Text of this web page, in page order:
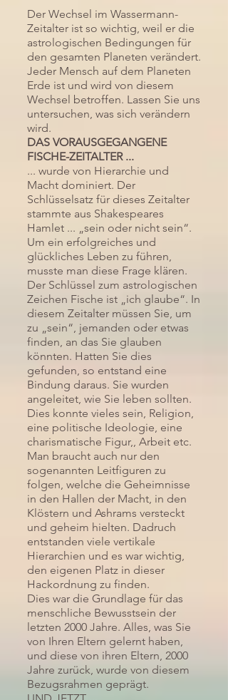
Beschreibungen. So können
Personen auf alle notwendigen
Informationen zugreifen, während
das Layout übersichtlich bleibt.
Verlinke deinen Text beliebig oder
richte ein Textfeld ein, das sich per
Klick vergrößert. Text hier eingeben
...
Der Wechsel im Wassermann-
Zeitalter ist so wichtig, weil er die
astrologischen Bedingungen für
den gesamten Planeten verändert.
Jeder Mensch auf dem Planeten
Erde ist und wird von diesem
Wechsel betroffen. Lassen Sie uns
untersuchen, was sich verändern
wird.
DAS VORAUSGEGANGENE
FISCHE-ZEITALTER ...
... wurde von Hierarchie und
Macht dominiert. Der
Schlüsselsatz für dieses Zeitalter
stammte aus Shakespeares
Hamlet ... „sein oder nicht sein“.
Um ein erfolgreiches und
glückliches Leben zu führen,
musste man diese Frage klären.
Der Schlüssel zum astrologischen
Zeichen Fische ist „ich glaube“. In
diesem Zeitalter müssen Sie, um
zu „sein“, jemanden oder etwas
finden, an das Sie glauben
könnten. Hatten Sie dies
gefunden, so entstand eine
Bindung daraus. Sie wurden
angeleitet, wie Sie leben sollten.
Dies konnte vieles sein, Religion,
eine politische Ideologie, eine
charismatische Figur,, Arbeit etc.
Man braucht auch nur den
sogenannten Leitfiguren zu
folgen, welche die Geheimnisse
in den Hallen der Macht, in den
Klöstern und Ashrams versteckt
und geheim hielten. Dadruch
entstanden viele vertikale
Hierarchien und es war wichtig,
den eigenen Platz in dieser
Hackordnung zu finden.
Dies war die Grundlage für das
menschliche Bewusstsein der
letzten 2000 Jahre. Alles, was Sie
von Ihren Eltern gelernt haben,
und diese von ihren Eltern, 2000
Jahre zurück, wurde von diesem
Bezugsrahmen geprägt.